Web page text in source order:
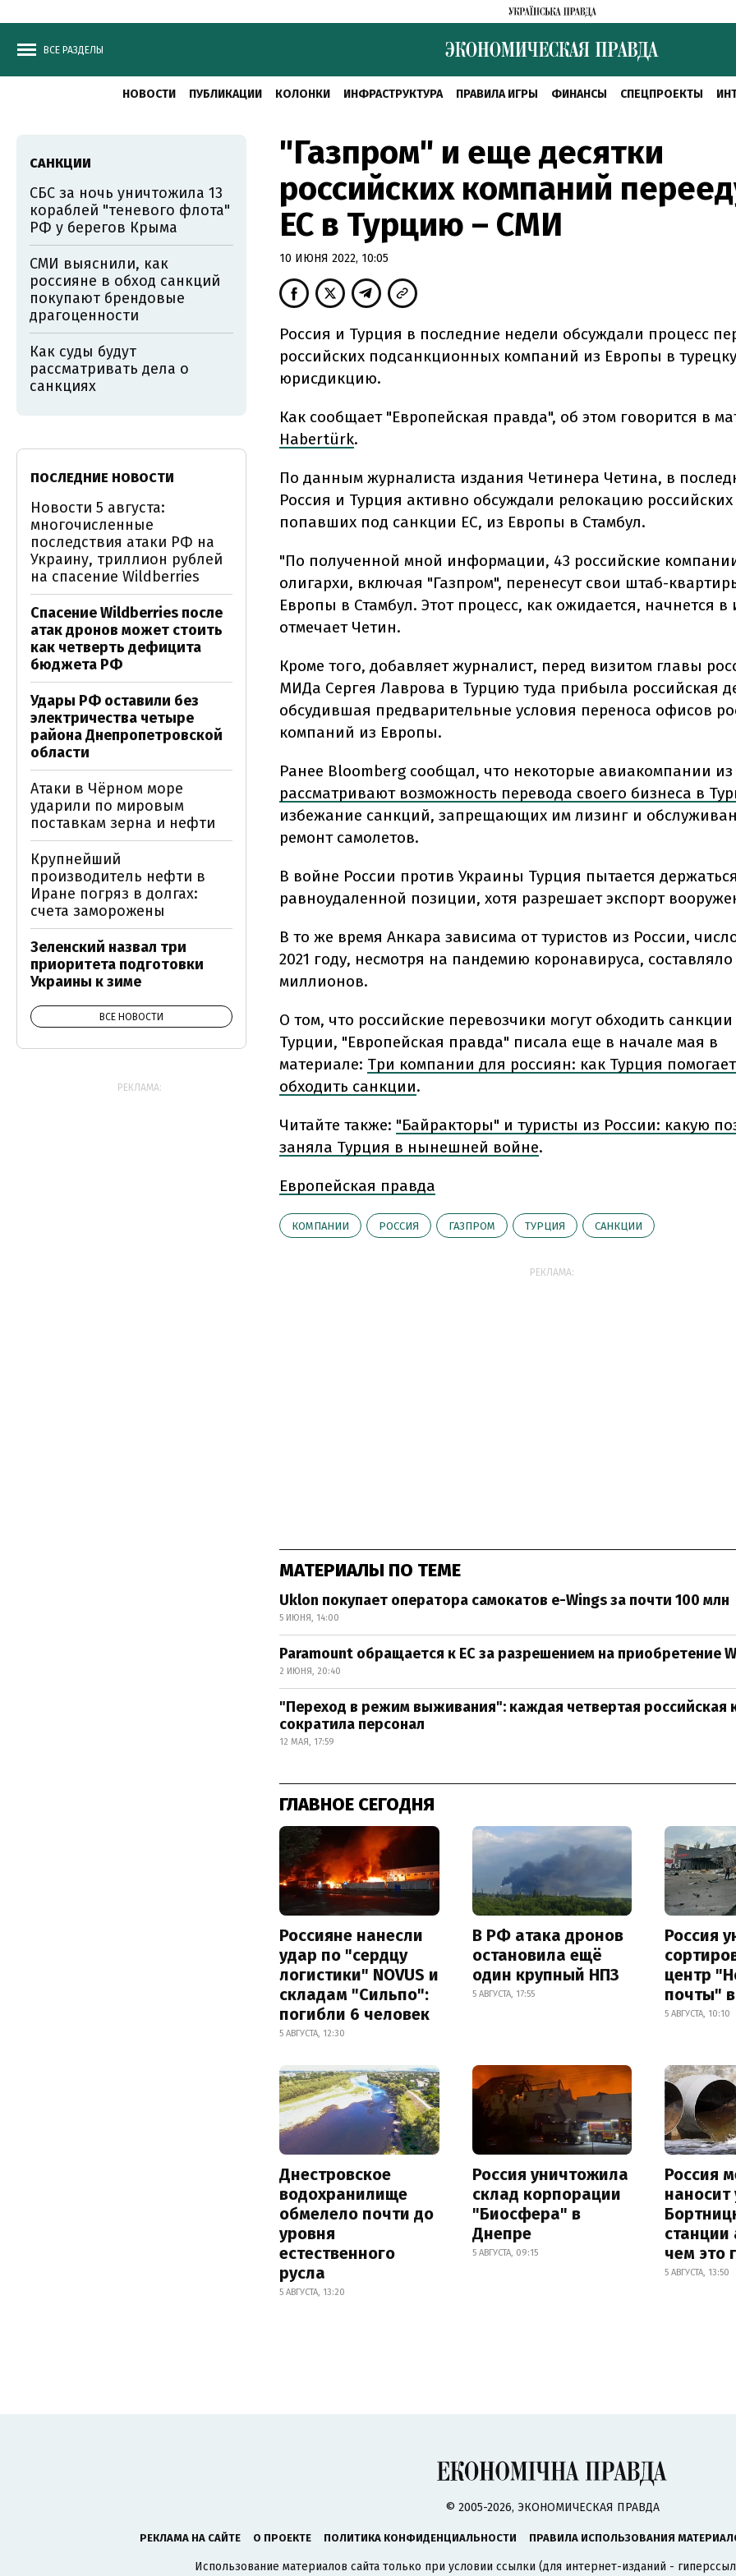
ВСЕ РАЗДЕЛЫ
НОВОСТИ ПУБЛИКАЦИИ КОЛОНКИ ИНФРАСТРУКТУРА ПРАВИЛА ИГРЫ ФИНАНСЫ СПЕЦПРОЕКТЫ
"Газпром" и еще десятки
российских компаний
ЕС в Турцию – СМИ
10 ИЮНЯ 2022, 10:05
Россия и Турция в последние недели обсуждали процесс
российских подсанкционных компаний из Европы в
юрисдикцию.
Как сообщает "Европейская правда", об этом говорится в
Habertürk.
По данным журналиста издания Четинера Четина, в
Россия и Турция активно обсуждали релокацию
попавших под санкции ЕС, из Европы в Стамбул.
"По полученной мной информации, 43 российские
олигархи, включая "Газпром", перенесут свои штаб-
Европы в Стамбул. Этот процесс, как ожидается, начнется в
отмечает Четин.
Кроме того, добавляет журналист, перед визитом главы
МИДа Сергея Лаврова в Турцию туда прибыла российская
обсудившая предварительные условия переноса офисов
компаний из Европы.
Ранее Bloomberg сообщал, что некоторые авиакомпании из
рассматривают возможность перевода своего бизнеса в
избежание санкций, запрещающих им лизинг и
ремонт самолетов.
В войне России против Украины Турция пытается держаться
равноудаленной позиции, хотя разрешает экспорт
В то же время Анкара зависима от туристов из России,
2021 году, несмотря на пандемию коронавируса, составляло
миллионов.
О том, что российские перевозчики могут обходить санкции
Турции, "Европейская правда" писала еще в начале мая в
материале: Три компании для россиян: как Турция помогает
обходить санкции.
Читайте также: "Байракторы" и туристы из России: какую
заняла Турция в нынешней войне.
Европейская правда
КОМПАНИИ РОССИЯ ГАЗПРОМ ТУРЦИЯ САНКЦИИ
РЕКЛАМА:
МАТЕРИАЛЫ ПО ТЕМЕ
Uklon покупает оператора самокатов e-Wings за почти 100 млн
5 ИЮНЯ, 14:00
Paramount обращается к ЕС за разрешением на приобретение
2 ИЮНЯ, 20:40
"Переход в режим выживания": каждая четвертая российская
сократила персонал
12 МАЯ, 17:59
ГЛАВНОЕ СЕГОДНЯ
Россияне нанесли
удар по "сердцу
логистики" NOVUS и
складам "Сильпо":
погибли 6 человек
5 АВГУСТА, 12:30
В РФ атака дронов
остановила ещё
один крупный НПЗ
5 АВГУСТА, 17:55
Россия
центр
почты"
5 АВГУСТА, 10:10
Днестровское
водохранилище
обмелело почти до
уровня
естественного
русла
5 АВГУСТА, 13:20
Россия уничтожила
склад корпорации
"Биосфера" в
Днепре
5 АВГУСТА, 09:15
Россия
станции
чем это
5 АВГУСТА, 13:50
САНКЦИИ
СБС за ночь уничтожила 13
кораблей "теневого флота"
РФ у берегов Крыма
СМИ выяснили, как
россияне в обход санкций
покупают брендовые
драгоценности
Как суды будут
рассматривать дела о
санкциях
ПОСЛЕДНИЕ НОВОСТИ
Новости 5 августа:
многочисленные
последствия атаки РФ на
Украину, триллион рублей
на спасение Wildberries
Спасение Wildberries после
атак дронов может стоить
как четверть дефицита
бюджета РФ
Удары РФ оставили без
электричества четыре
района Днепропетровской
области
Атаки в Чёрном море
ударили по мировым
поставкам зерна и нефти
Крупнейший
производитель нефти в
Иране погряз в долгах:
счета заморожены
Зеленский назвал три
приоритета подготовки
Украины к зиме
ВСЕ НОВОСТИ
РЕКЛАМА:
© 2005-2026, ЭКОНОМИЧЕСКАЯ ПРАВДА
РЕКЛАМА НА САЙТЕ О ПРОЕКТЕ ПОЛИТИКА КОНФИДЕНЦИАЛЬНОСТИ ПРАВИЛА ИСПОЛЬЗОВАНИЯ
Использование материалов сайта только при условии ссылки (для интернет-изданий -